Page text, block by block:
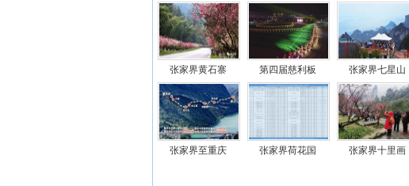
张家界黄石寨 第四届慈利板 张家界七星山
张家界至重庆 张家界荷花国 张家界十里画